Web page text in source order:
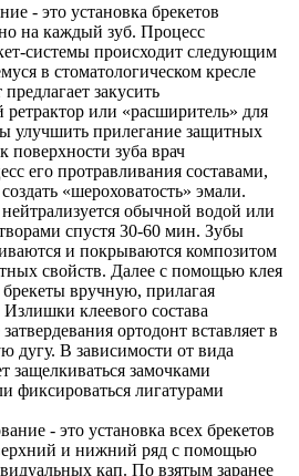
- это установка брекетов
на каждый зуб. Процесс
системы происходит следующим
в стоматологическом кресле
закусить
ретрактор или «расширитель» для
улучшить прилегание защитных
поверхности зуба врач
его протравливания составами,
«шероховатость» эмали.
обычной водой или
спустя 30-60 мин. Зубы
и покрываются композитом
свойств. Далее с помощью клея
брекеты вручную, прилагая
клеевого состава
ортодонт вставляет в
дугу. В зависимости от вида
защелкиваться замочками
фиксироваться лигатурами
- это установка всех брекетов
и нижний ряд с помощью
кап. По взятым заранее